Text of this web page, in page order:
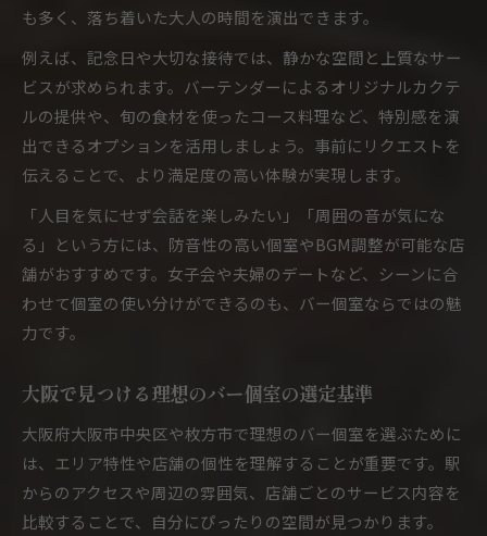
も多く、落ち着いた大人の時間を演出できます。
例えば、記念日や大切な接待では、静かな空間と上質なサー
ビスが求められます。バーテンダーによるオリジナルカクテ
ルの提供や、旬の食材を使ったコース料理など、特別感を演
出できるオプションを活用しましょう。事前にリクエストを
伝えることで、より満足度の高い体験が実現します。
「人目を気にせず会話を楽しみたい」「周囲の音が気にな
る」という方には、防音性の高い個室やBGM調整が可能な店
舗がおすすめです。女子会や夫婦のデートなど、シーンに合
わせて個室の使い分けができるのも、バー個室ならではの魅
力です。
大阪で見つける理想のバー個室の選定基準
大阪府大阪市中央区や枚方市で理想のバー個室を選ぶために
は、エリア特性や店舗の個性を理解することが重要です。駅
からのアクセスや周辺の雰囲気、店舗ごとのサービス内容を
比較することで、自分にぴったりの空間が見つかります。